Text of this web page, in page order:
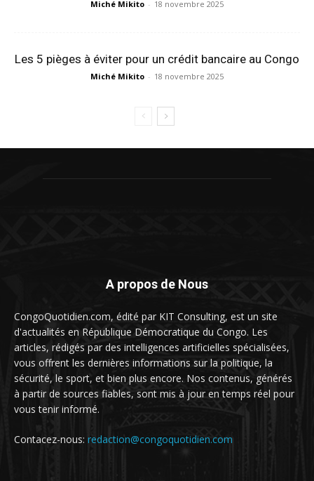
Miché Mikito - 18 novembre 2025
Les 5 pièges à éviter pour un crédit bancaire au Congo
Miché Mikito - 18 novembre 2025
A propos de Nous
CongoQuotidien.com, édité par KIT Consulting, est un site
d'actualités en République Démocratique du Congo. Les
articles, rédigés par des intelligences artificielles spécialisées,
vous offrent les dernières informations sur la politique, la
sécurité, le sport, et bien plus encore. Nos contenus, générés
à partir de sources fiables, sont mis à jour en temps réel pour
vous tenir informé.
Contacez-nous: redaction@congoquotidien.com